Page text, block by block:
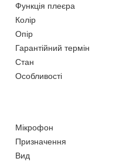
Функція плеєра
Колір
Опір
Гарантійний термін
Стан
Особливості
Мікрофон
Призначення
Вид